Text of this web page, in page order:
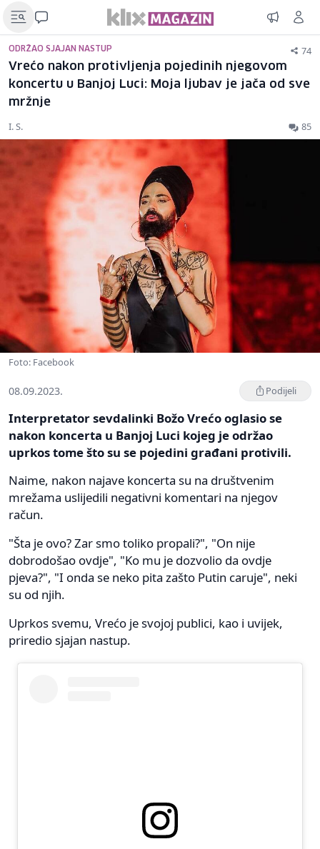
ODRŽAO SJAJAN NASTUP 74
Vrećo nakon protivljenja pojedinih njegovom
koncertu u Banjoj Luci: Moja ljubav je jača od sve
mržnje
I. S. 85
Foto: Facebook
08.09.2023. Podijeli
Interpretator sevdalinki Božo Vrećo oglasio se
nakon koncerta u Banjoj Luci kojeg je održao
uprkos tome što su se pojedini građani protivili.
Naime, nakon najave koncerta su na društvenim
mrežama uslijedili negativni komentari na njegov
račun.
"Šta je ovo? Zar smo toliko propali?", "On nije
dobrodošao ovdje", "Ko mu je dozvolio da ovdje
pjeva?", "I onda se neko pita zašto Putin caruje", neki
su od njih.
Uprkos svemu, Vrećo je svojoj publici, kao i uvijek,
priredio sjajan nastup.